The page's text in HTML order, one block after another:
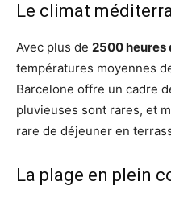
Le climat
Avec plus de 2500 heures
températures moyennes
Barcelone offre un cadre
pluvieuses sont rares, et
rare de déjeuner en
La plage en plein